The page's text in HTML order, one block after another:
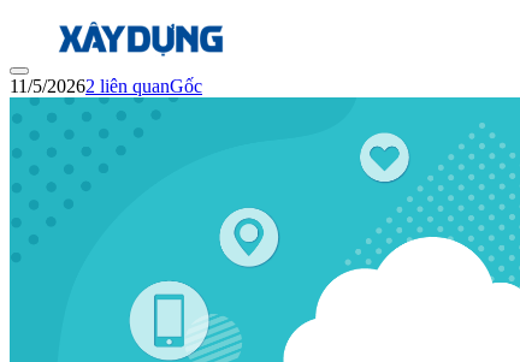
11/5/20262 liên quanGốc